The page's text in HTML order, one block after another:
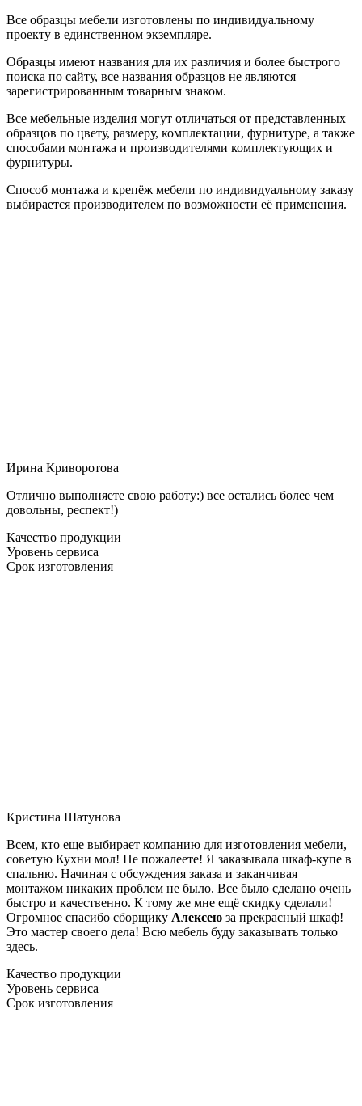
Все образцы мебели изготовлены по индивидуальному
проекту в единственном экземпляре.
Образцы имеют названия для их различия и более быстрого
поиска по сайту, все названия образцов не являются
зарегистрированным товарным знаком.
Все мебельные изделия могут отличаться от представленных
образцов по цвету, размеру, комплектации, фурнитуре, а также
способами монтажа и производителями комплектующих и
фурнитуры.
Способ монтажа и крепёж мебели по индивидуальному заказу
выбирается производителем по возможности её применения.
Ирина Криворотова
Отлично выполняете свою работу:) все остались более чем
довольны, респект!)
Качество продукции
Уровень сервиса
Срок изготовления
Кристина Шатунова
Всем, кто еще выбирает компанию для изготовления мебели,
советую Кухни мол! Не пожалеете! Я заказывала шкаф-купе в
спальню. Начиная с обсуждения заказа и заканчивая
монтажом никаких проблем не было. Все было сделано очень
быстро и качественно. К тому же мне ещё скидку сделали!
Огромное спасибо сборщику Алексею за прекрасный шкаф!
Это мастер своего дела! Всю мебель буду заказывать только
здесь.
Качество продукции
Уровень сервиса
Срок изготовления